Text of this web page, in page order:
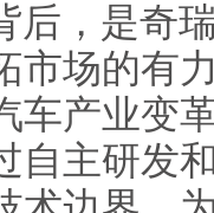
后，是奇
市场的有
车产业变
自主研发